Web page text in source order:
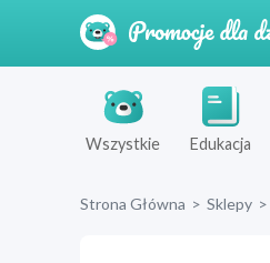
Wszystkie Edukacja
Strona Główna > Sklepy >